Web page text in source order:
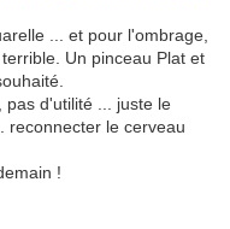
... et pour l'ombrage,
Un pinceau Plat et
pas d'utilité ... juste le
reconnecter le cerveau
!